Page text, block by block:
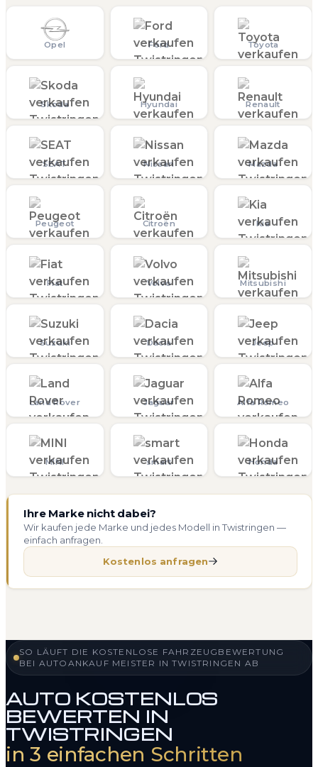
Opel Ford Toyota
Skoda Hyundai Renault
SEAT Nissan Mazda
Peugeot Citroën Kia
Fiat Volvo Mitsubishi
Suzuki Dacia Jeep
Land Rover Jaguar Alfa Romeo
MINI smart Honda
Ihre Marke nicht dabei?
Wir kaufen jede Marke und jedes Modell in Twistringen —
einfach anfragen.
Kostenlos anfragen
SO LÄUFT DIE KOSTENLOSE FAHRZEUGBEWERTUNG
BEI AUTOANKAUF MEISTER IN TWISTRINGEN AB
AUTO KOSTENLOS
BEWERTEN IN
TWISTRINGEN
in 3 einfachen Schritten